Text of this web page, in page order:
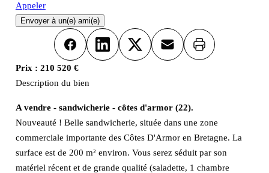
Appeler
Envoyer à un(e) ami(e)
FacebookLinkedInX Email Imprimer
Prix : 210 520 €
Description du bien
A vendre - sandwicherie - côtes d'armor (22).
Nouveauté ! Belle sandwicherie, située dans une zone
commerciale importante des Côtes D'Armor en Bretagne. La
surface est de 200 m² environ. Vous serez séduit par son
matériel récent et de grande qualité (saladette, 1 chambre